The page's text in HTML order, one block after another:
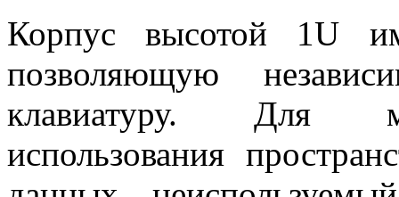
Корпус высотой 1U
позволяющую
клавиатуру. Для
использования